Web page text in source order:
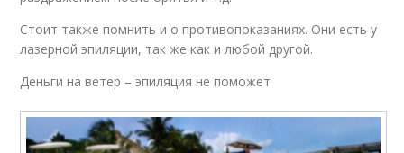
Стоит также помнить и о противопоказаниях. Они есть у
лазерной эпиляции, так же как и любой другой.
Деньги на ветер – эпиляция не поможет